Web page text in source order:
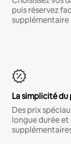
puis réservez
La simplicité du
Des prix
longue durée et